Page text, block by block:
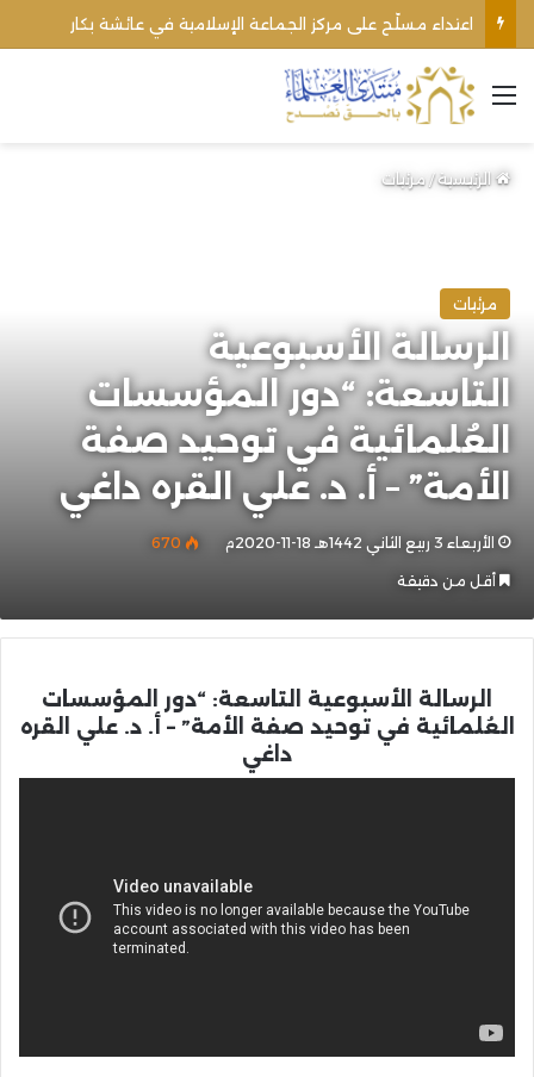
اعتداء مسلّح على مركز الجماعة الإسلامية في عائشة بكار
القائمة
الرئيسية/مرئيات
مرئيات
الرسالة الأسبوعية
التاسعة: “دور المؤسسات
العُلمائية في توحيد صفة
الأمة” – أ. د. علي القره داغي
الأربعاء 3 ربيع الثاني 1442هـ 18-11-2020م 670
أقل من دقيقة
الرسالة الأسبوعية التاسعة: “دور المؤسسات
العُلمائية في توحيد صفة الأمة” – أ. د. علي القره
داغي